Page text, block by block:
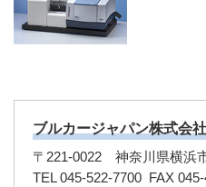
ブルカージャパン株式会社
〒221-0022 神奈川県横浜
TEL 045-522-7700 FAX